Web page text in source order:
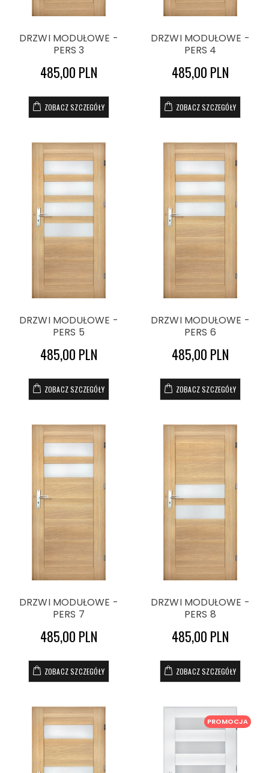
DRZWI MODUŁOWE -
PERS 3
485,00 PLN
ZOBACZ SZCZEGÓŁY
DRZWI MODUŁOWE -
PERS 4
485,00 PLN
ZOBACZ SZCZEGÓŁY
DRZWI MODUŁOWE -
PERS 5
485,00 PLN
ZOBACZ SZCZEGÓŁY
DRZWI MODUŁOWE -
PERS 6
485,00 PLN
ZOBACZ SZCZEGÓŁY
DRZWI MODUŁOWE -
PERS 7
485,00 PLN
ZOBACZ SZCZEGÓŁY
DRZWI MODUŁOWE -
PERS 8
485,00 PLN
ZOBACZ SZCZEGÓŁY
PROMOCJA